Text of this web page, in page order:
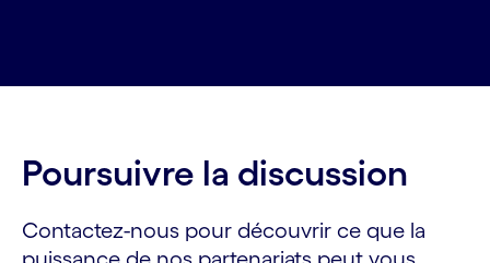
Poursuivre la discussion
Contactez-nous pour découvrir ce que la